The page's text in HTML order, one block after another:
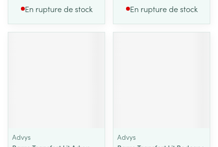
En rupture de stock En rupture de stock
Advys
Advys